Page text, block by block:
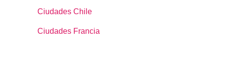
Ciudades Chile
Ciudades Francia